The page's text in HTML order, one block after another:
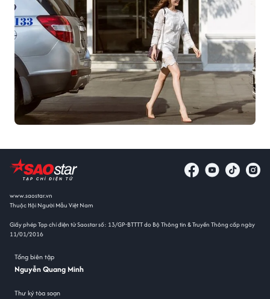
www.saostar.vn
Thuộc Hội Người Mẫu Việt Nam
Giấy phép Tạp chí điện tử Saostar số: 13/GP-BTTTT do Bộ Thông tin & Truyền Thông cấp ngày
11/01/2016
Tổng biên tập
Nguyễn Quang Minh
Thư ký tòa soạn